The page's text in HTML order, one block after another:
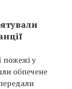
пожежі у
обпечене